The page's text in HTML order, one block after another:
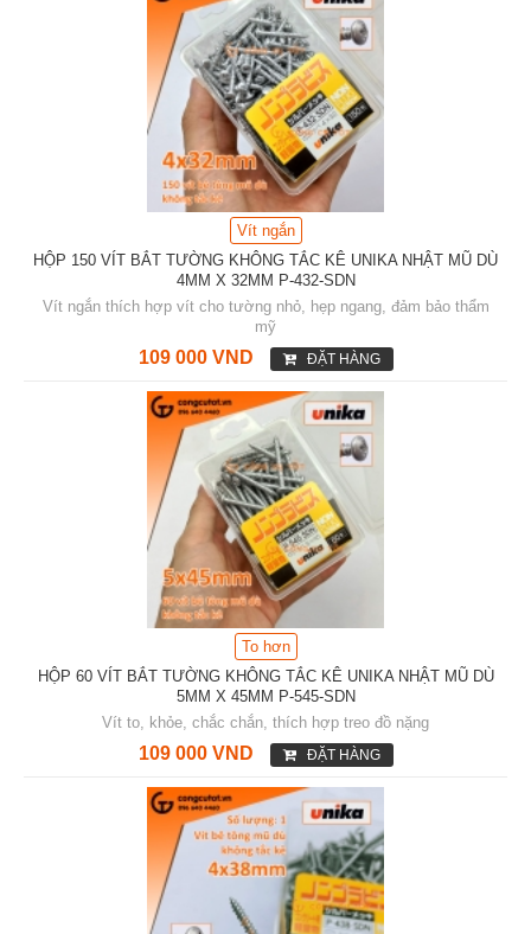
Vít ngắn
HỘP 150 VÍT BẮT TƯỜNG KHÔNG TẮC KÊ UNIKA NHẬT MŨ DÙ
4MM X 32MM P-432-SDN
Vít ngắn thích hợp vít cho tường nhỏ, hẹp ngang, đảm bảo thẩm
mỹ
109 000 VND ĐẶT HÀNG
To hơn
HỘP 60 VÍT BẮT TƯỜNG KHÔNG TẮC KÊ UNIKA NHẬT MŨ DÙ
5MM X 45MM P-545-SDN
Vít to, khỏe, chắc chắn, thích hợp treo đồ nặng
109 000 VND ĐẶT HÀNG